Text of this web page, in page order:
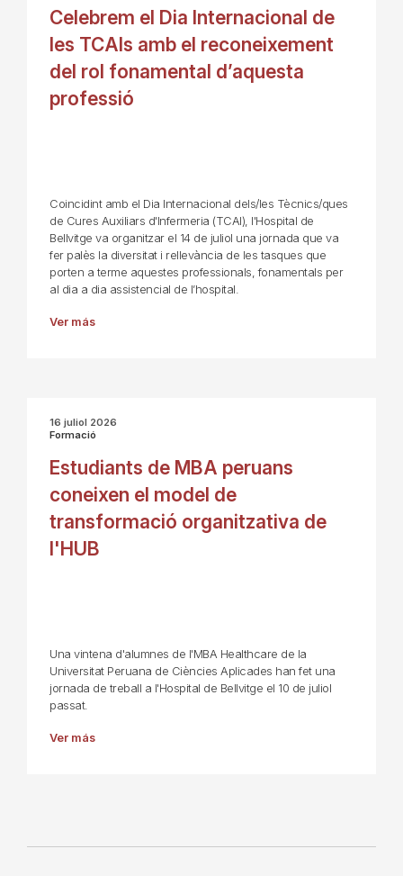
Celebrem el Dia Internacional de
les TCAIs amb el reconeixement
del rol fonamental d’aquesta
professió
Coincidint amb el Dia Internacional dels/les Tècnics/ques
de Cures Auxiliars d'Infermeria (TCAI), l'Hospital de
Bellvitge va organitzar el 14 de juliol una jornada que va
fer palès la diversitat i rellevància de les tasques que
porten a terme aquestes professionals, fonamentals per
al dia a dia assistencial de l’hospital.
Ver más
16 juliol 2026
Formació
Estudiants de MBA peruans
coneixen el model de
transformació organitzativa de
l'HUB
Una vintena d'alumnes de l'MBA Healthcare de la
Universitat Peruana de Ciències Aplicades han fet una
jornada de treball a l'Hospital de Bellvitge el 10 de juliol
passat.
Ver más